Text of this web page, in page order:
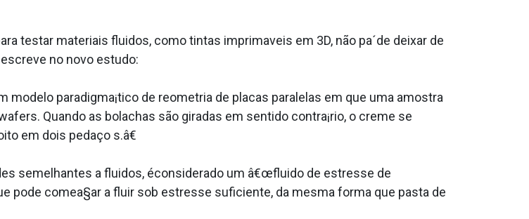
testar materiais fluidos, como tintas imprima­veis em 3D, não pa´de deixar de
no novo estudo:
paradigma¡tico de reometria de placas paralelas em que uma amostra
Quando as bolachas são giradas em sentido contra¡rio, o creme se
em dois pedaço s.â€
semelhantes a fluidos, éconsiderado um â€œfluido de estresse de
pode comea§ar a fluir sob estresse suficiente, da mesma forma que pasta de